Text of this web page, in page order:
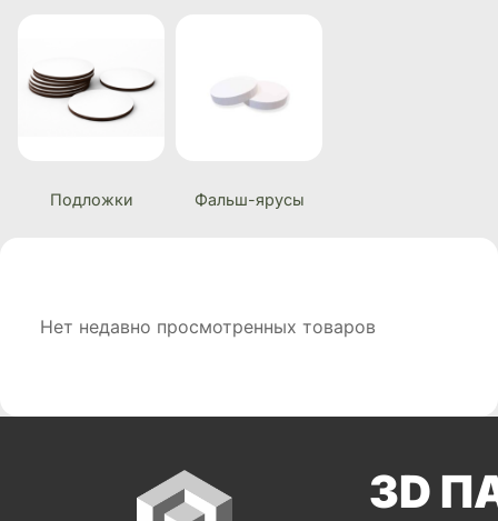
Подложки Фальш-ярусы
Нет недавно просмотренных товаров
3D